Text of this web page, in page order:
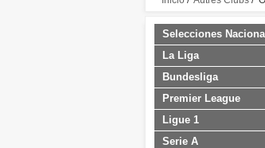
Selecciones
La Liga
Bundesliga
Premier League
Ligue 1
Serie A